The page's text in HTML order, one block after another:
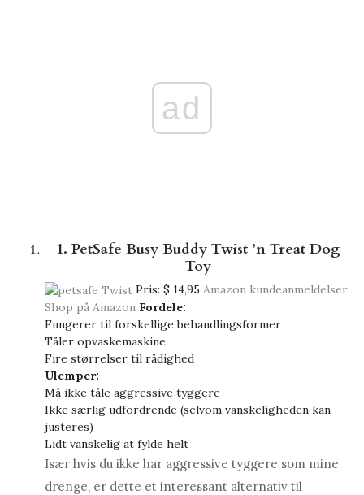
ad
1. PetSafe Busy Buddy Twist ’n Treat Dog
Toy
Pris: $ 14,95 Amazon kundeanmeldelser
Shop på Amazon Fordele:
Fungerer til forskellige behandlingsformer
Tåler opvaskemaskine
Fire størrelser til rådighed
Ulemper:
Må ikke tåle aggressive tyggere
Ikke særlig udfordrende (selvom vanskeligheden kan
justeres)
Lidt vanskelig at fylde helt
Især hvis du ikke har aggressive tyggere som mine
drenge, er dette et interessant alternativ til